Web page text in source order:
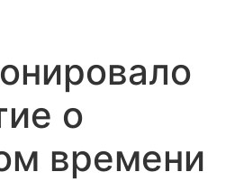
о
времени